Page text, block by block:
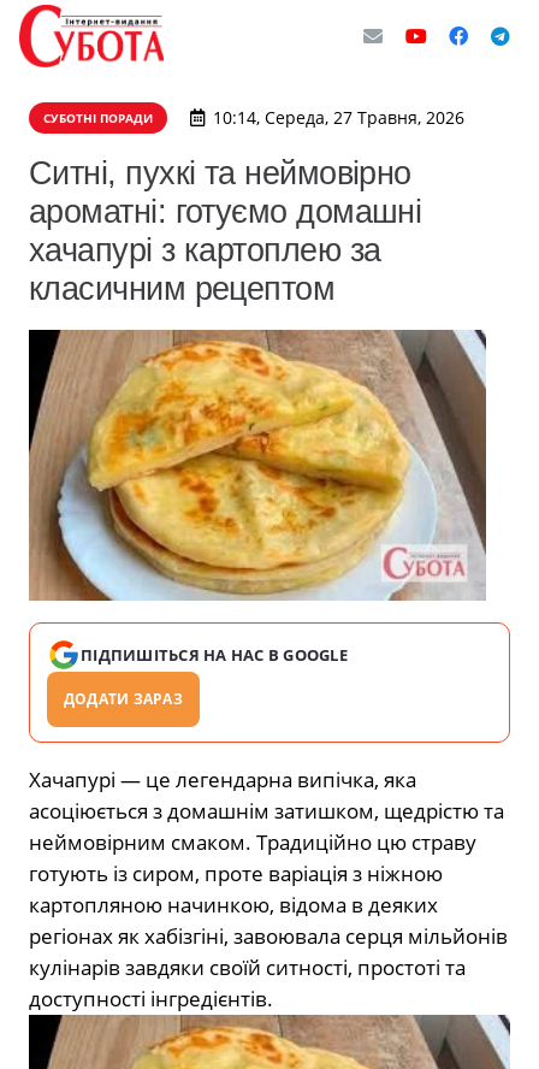
СУБОТНІ ПОРАДИ 10:14, Середа, 27 Травня, 2026
Ситні, пухкі та неймовірно
ароматні: готуємо домашні
хачапурі з картоплею за
класичним рецептом
ПІДПИШІТЬСЯ НА НАС В GOOGLE
ДОДАТИ ЗАРАЗ
Хачапурі — це легендарна випічка, яка
асоціюється з домашнім затишком, щедрістю та
неймовірним смаком. Традиційно цю страву
готують із сиром, проте варіація з ніжною
картопляною начинкою, відома в деяких
регіонах як хабізгіні, завоювала серця мільйонів
кулінарів завдяки своїй ситності, простоті та
доступності інгредієнтів.